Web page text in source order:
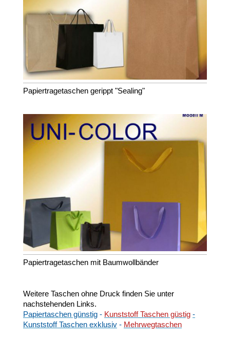
Papiertragetaschen gerippt "Sealing"
Papiertragetaschen mit Baumwollbänder
Weitere Taschen ohne Druck finden Sie unter
nachstehenden Links.
Papiertaschen günstig - Kunststoff Taschen güstig -
Kunststoff Taschen exklusiv - Mehrwegtaschen